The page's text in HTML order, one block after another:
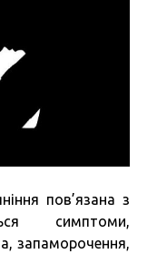
пов’язана з
симптоми,
запаморочення,